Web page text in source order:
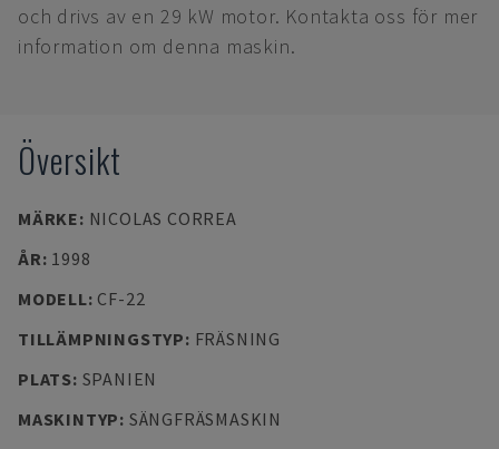
och drivs av en 29 kW motor. Kontakta oss för mer
information om denna maskin.
Översikt
MÄRKE: NICOLAS CORREA
ÅR: 1998
MODELL: CF-22
TILLÄMPNINGSTYP: FRÄSNING
PLATS: SPANIEN
MASKINTYP: SÄNGFRÄSMASKIN